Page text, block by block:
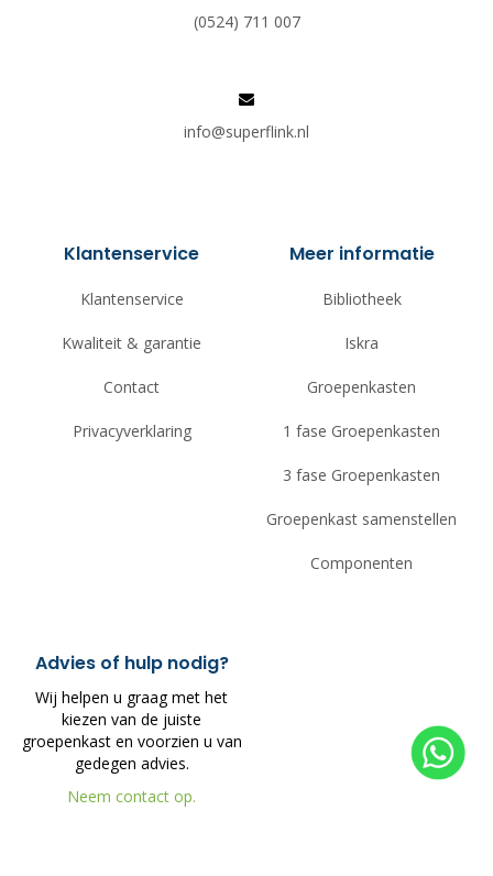
(0524) 711 007
info@superflink.nl
Klantenservice
Klantenservice
Kwaliteit & garantie
Contact
Privacyverklaring
Meer informatie
Bibliotheek
Iskra
Groepenkasten
1 fase Groepenkasten
3 fase Groepenkasten
Groepenkast samenstellen
Componenten
Advies of hulp nodig?
Wij helpen u graag met het
kiezen van de juiste
groepenkast en voorzien u van
gedegen advies.
Neem contact op.